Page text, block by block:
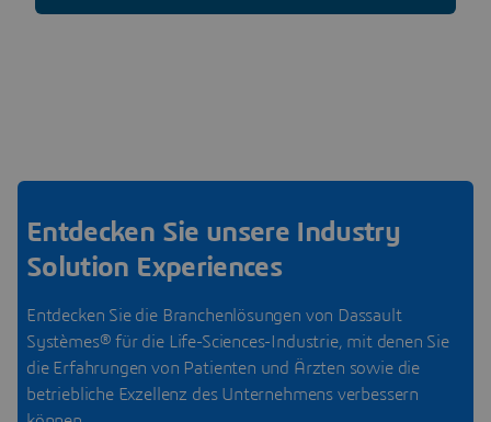
Entdecken Sie unsere Industry
Solution Experiences
Entdecken Sie die Branchenlösungen von Dassault
Systèmes® für die Life-Sciences-Industrie, mit denen Sie
die Erfahrungen von Patienten und Ärzten sowie die
betriebliche Exzellenz des Unternehmens verbessern